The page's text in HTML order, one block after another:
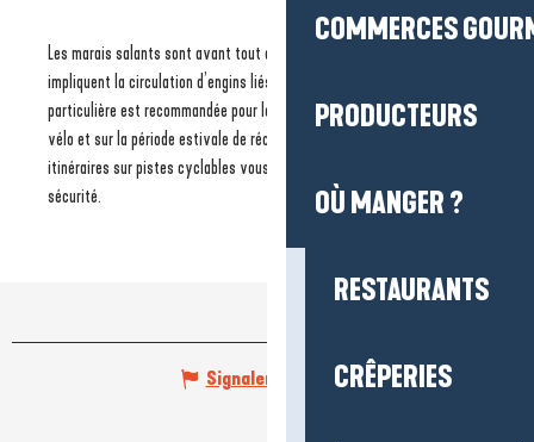
COMMERCES
PRODUCTEURS
OÙ MANGER ?
RESTAURANTS
CRÊPERIES
Les marais salants sont avant tout des espaces de travail qui
impliquent la circulation d’engins liés à la récolte du sel. Une attention
particulière est recommandée pour les personnes moins à l’aise à
vélo et sur la période estivale de récolte du sel. Privilégiez les
itinéraires sur pistes cyclables vous garantissant une plus grande
sécurité.
Signaler une erreur